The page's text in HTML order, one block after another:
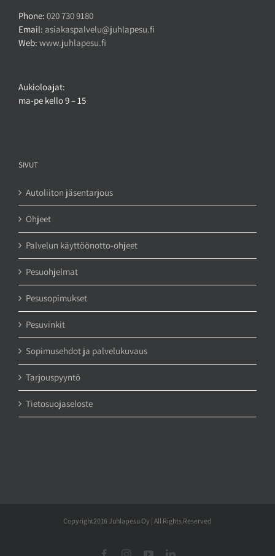
Phone: 020 730 9180
Email: asiakaspalvelu@juhlapesu.fi
Web: www.juhlapesu.fi
Aukioloajat:
ma-pe kello 9 – 15
SIVUT
Autoliiton jäsentarjous
Ohjeet
Palvelun käyttöönotto-ohjeet
Pesuohjelmat
Pesusopimukset
Pesuvinkit
Sopimusehdot ja palvelukuvaus
Tarjouspyyntö
Tietosuojaseloste
Copyright2016 Juhlapesu Oy | All Rights Reserved
FacebookInstagramYouTubeLinkedIn